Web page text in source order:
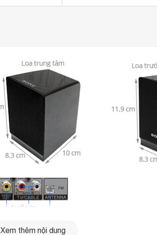
Xem thêm nội dung